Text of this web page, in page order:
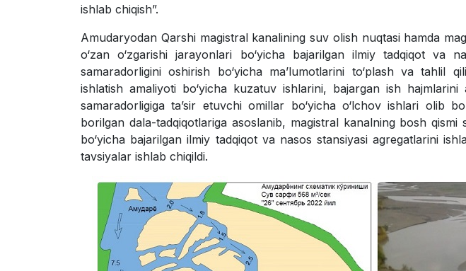
ishlab chiqish”.
Amudaryodan Qarshi magistral kanalining suv olish nuqtasi hamda
o‘zan o‘zgarishi jarayonlari bo‘yicha bajarilgan ilmiy tadqiqot va
samaradorligini oshirish bo‘yicha ma’lumotlarini to‘plash va tahlil
ishlatish amaliyoti bo‘yicha kuzatuv ishlarini, bajargan ish hajmlarini
samaradorligiga ta’sir etuvchi omillar bo‘yicha o‘lchov ishlari olib
borilgan dala-tadqiqotlariga asoslanib, magistral kanalning bosh qismi
bo‘yicha bajarilgan ilmiy tadqiqot va nasos stansiyasi agregatlarini
tavsiyalar ishlab chiqildi.